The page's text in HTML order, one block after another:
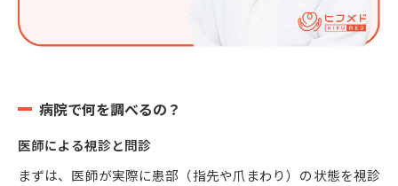
病院で何を調べるの？
医師による視診と問診
まずは、医師が実際に患部（指先や爪まわり）の状態を視診